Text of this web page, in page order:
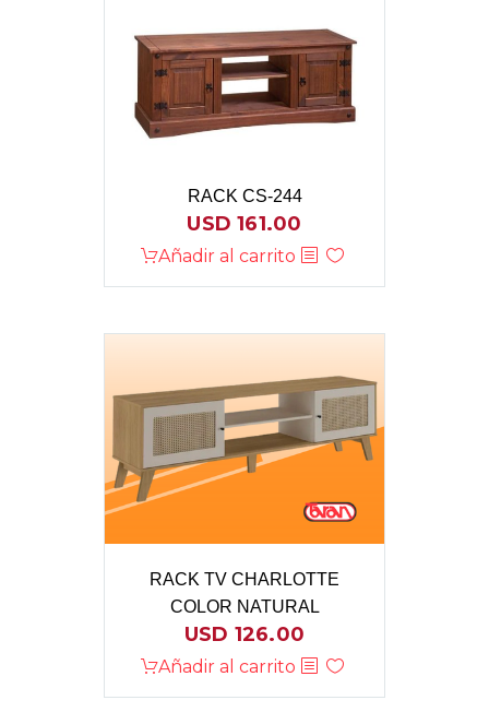
RACK CS-244
USD161.00
Añadir al carrito
RACK TV CHARLOTTE
COLOR NATURAL
USD 126.00
Añadir al carrito